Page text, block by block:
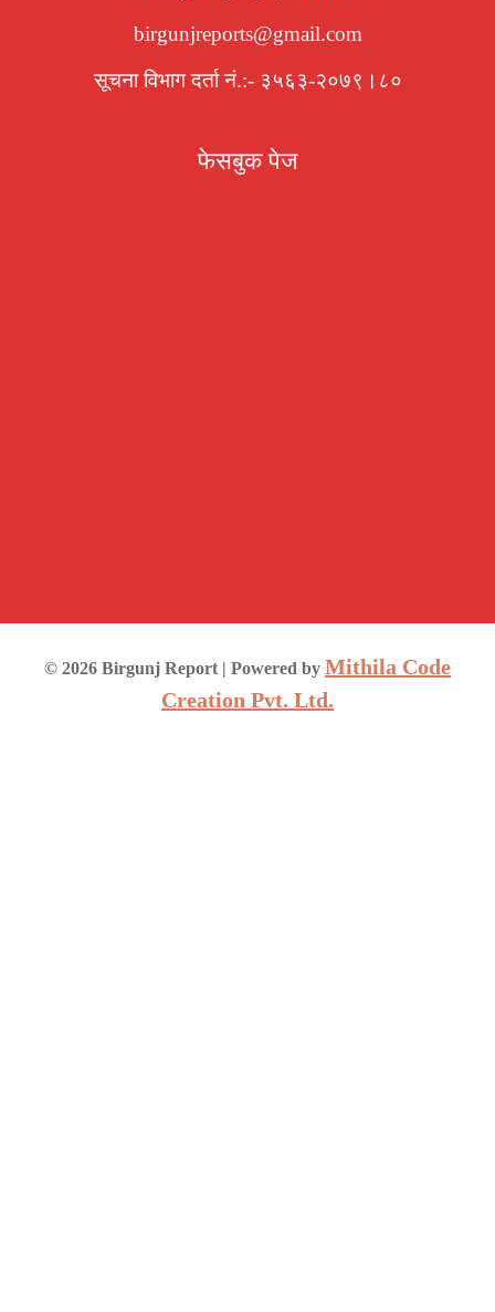
birgunjreports@gmail.com
सूचना विभाग दर्ता नं.:- ३५६३-२०७९।८०
फेसबुक पेज
© 2026 Birgunj Report | Powered by Mithila Code
Creation Pvt. Ltd.